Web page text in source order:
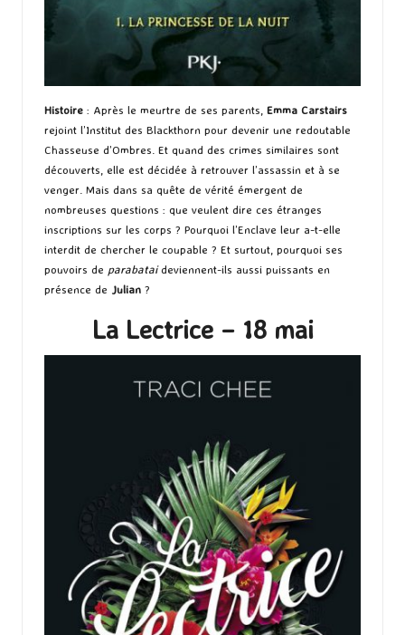
Histoire : Après le meurtre de ses parents, Emma Carstairs
rejoint l’Institut des Blackthorn pour devenir une redoutable
Chasseuse d’Ombres. Et quand des crimes similaires sont
découverts, elle est décidée à retrouver l’assassin et à se
venger. Mais dans sa quête de vérité émergent de
nombreuses questions : que veulent dire ces étranges
inscriptions sur les corps ? Pourquoi l’Enclave leur a-t-elle
interdit de chercher le coupable ? Et surtout, pourquoi ses
pouvoirs de parabataideviennent-ils aussi puissants en
présence de Julian ?
La Lectrice – 18 mai